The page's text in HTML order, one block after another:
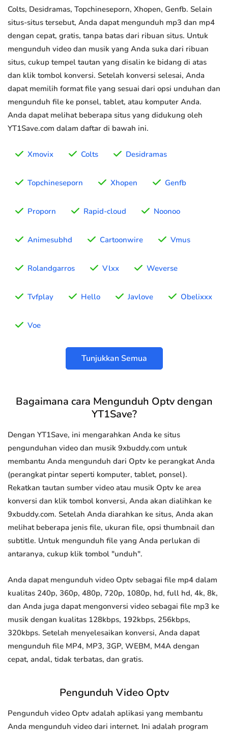
Colts, Desidramas, Topchineseporn, Xhopen, Genfb. Selain
situs-situs tersebut, Anda dapat mengunduh mp3 dan mp4
dengan cepat, gratis, tanpa batas dari ribuan situs. Untuk
mengunduh video dan musik yang Anda suka dari ribuan
situs, cukup tempel tautan yang disalin ke bidang di atas
dan klik tombol konversi. Setelah konversi selesai, Anda
dapat memilih format file yang sesuai dari opsi unduhan dan
mengunduh file ke ponsel, tablet, atau komputer Anda.
Anda dapat melihat beberapa situs yang didukung oleh
YT1Save.com dalam daftar di bawah ini.
Xmovix Colts Desidramas
Topchineseporn Xhopen Genfb
Proporn Rapid-cloud Noonoo
Animesubhd Cartoonwire Vmus
Rolandgarros Vlxx Weverse
Tvfplay Hello Javlove Obelixxx
Voe
Tunjukkan Semua
Bagaimana cara Mengunduh Optv dengan
YT1Save?
Dengan YT1Save, ini mengarahkan Anda ke situs
pengunduhan video dan musik 9xbuddy.com untuk
membantu Anda mengunduh dari Optv ke perangkat Anda
(perangkat pintar seperti komputer, tablet, ponsel).
Rekatkan tautan sumber video atau musik Optv ke area
konversi dan klik tombol konversi, Anda akan dialihkan ke
9xbuddy.com. Setelah Anda diarahkan ke situs, Anda akan
melihat beberapa jenis file, ukuran file, opsi thumbnail dan
subtitle. Untuk mengunduh file yang Anda perlukan di
antaranya, cukup klik tombol "unduh".
Anda dapat mengunduh video Optv sebagai file mp4 dalam
kualitas 240p, 360p, 480p, 720p, 1080p, hd, full hd, 4k, 8k,
dan Anda juga dapat mengonversi video sebagai file mp3 ke
musik dengan kualitas 128kbps, 192kbps, 256kbps,
320kbps. Setelah menyelesaikan konversi, Anda dapat
mengunduh file MP4, MP3, 3GP, WEBM, M4A dengan
cepat, andal, tidak terbatas, dan gratis.
Pengunduh Video Optv
Pengunduh video Optv adalah aplikasi yang membantu
Anda mengunduh video dari internet. Ini adalah program